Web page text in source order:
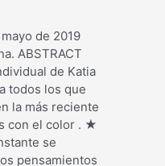
de 2019
ABSTRACT
de Katia
todos los que
la más reciente
con el color . ★
se
pensamientos